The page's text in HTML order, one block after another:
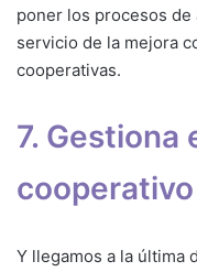
poner los procesos de
servicio de la mejora
cooperativas.
7. Gestiona
cooperativo
Y llegamos a la última